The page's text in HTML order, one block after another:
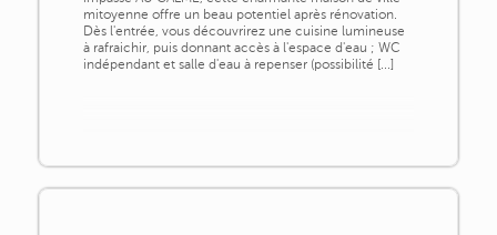
mitoyenne offre un beau potentiel après rénovation.
Dès l'entrée, vous découvrirez une cuisine lumineuse
à rafraichir, puis donnant accès à l'espace d'eau ; WC
indépendant et salle d'eau à repenser (possibilité [...]